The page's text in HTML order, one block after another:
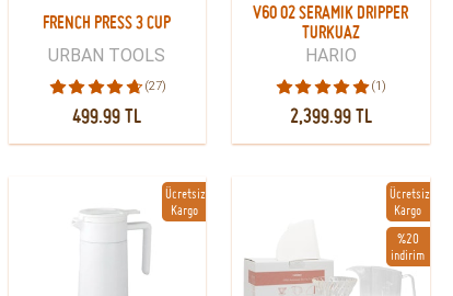
FRENCH PRESS 3 CUP
URBAN TOOLS
(27)
499.99 TL
V60 02 SERAMIK DRIPPER
TURKUAZ
HARIO
(1)
2,399.99 TL
Ücretsiz
Kargo
Ücretsiz
Kargo
%20
indirim